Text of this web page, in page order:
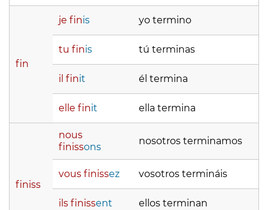
fin
je finis yo termino
tu finis tú terminas
il finit él termina
elle finit ella termina
finiss
nous
finissons
nosotros terminamos
vous finissez vosotros termináis
ils finissent ellos terminan